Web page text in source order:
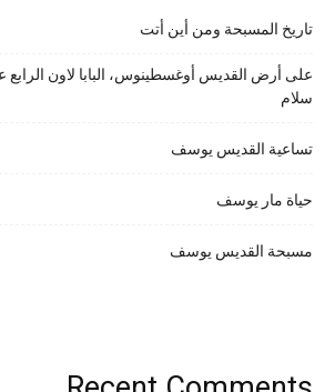
تاريخ المسبحة ومن أين أتت
على أرض القديس أوغسطينوس، البابا لاون
سلام
تساعية القديس يوسف
حياة مار يوسف
مسبحة القديس يوسف